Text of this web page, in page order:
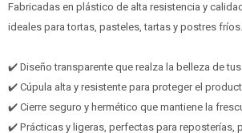
Fabricadas en plástico de alta resistencia y
ideales para tortas, pasteles, tartas y postres fríos.
✔️ Diseño transparente que realza la belleza de
✔️ Cúpula alta y resistente para proteger el
✔️ Cierre seguro y hermético que mantiene la
✔️ Prácticas y ligeras, perfectas para reposterías,